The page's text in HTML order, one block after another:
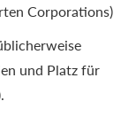
Corporations)
und Platz für